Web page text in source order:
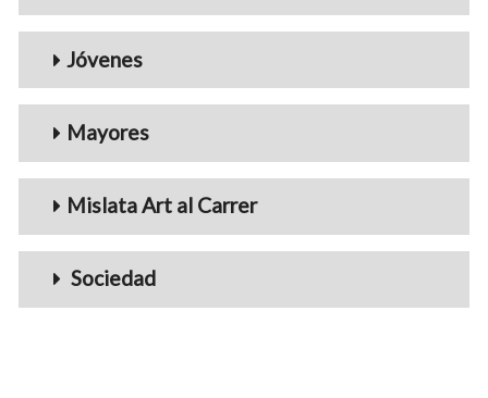
Jóvenes
Mayores
Mislata Art al Carrer
Sociedad